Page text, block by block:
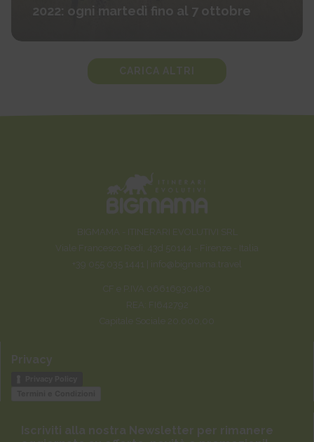
2022: ogni martedì fino al 7 ottobre
CARICA ALTRI
BIGMAMA - ITINERARI EVOLUTIVI SRL
Viale Francesco Redi, 43d 50144 - Firenze - Italia
+39 055 035 1441 |
info@bigmama.travel
CF e P.IVA 06616930480
REA: FI642792
Capitale Sociale 20.000,00
Privacy
Iscriviti alla nostra Newsletter per rimanere